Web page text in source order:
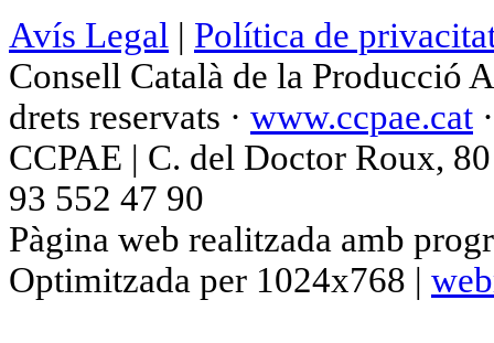
Avís Legal | Política de
Consell Català de la Producció
drets reservats · www.ccpae.cat
CCPAE | C. del Doctor Roux,
93 552 47 90
Pàgina web realitzada amb
Optimitzada per 1024x768 |